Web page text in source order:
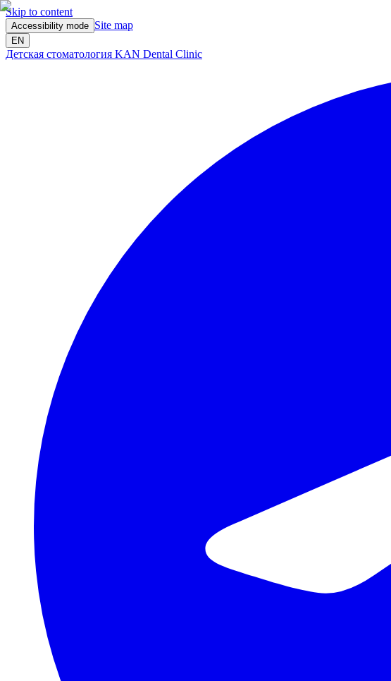
Skip to content
Accessibility mode Site map
EN
Детская стоматология KAN Dental Clinic